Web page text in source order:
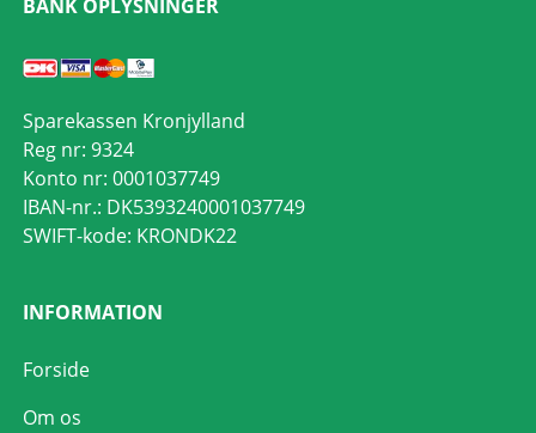
BANK OPLYSNINGER
Sparekassen Kronjylland
Reg nr: 9324
Konto nr: 0001037749
IBAN-nr.: DK5393240001037749
SWIFT-kode: KRONDK22
INFORMATION
Forside
Om os